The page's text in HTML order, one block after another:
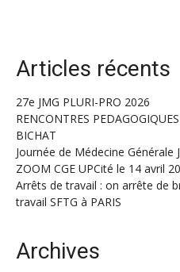
Articles récents
27e JMG PLURI-PRO 2026
RENCONTRES
BICHAT
Journée de Médecine Générale
ZOOM CGE UPCité le 14 avril
Arrêts de travail : on arrête de
travail SFTG à PARIS
Archives